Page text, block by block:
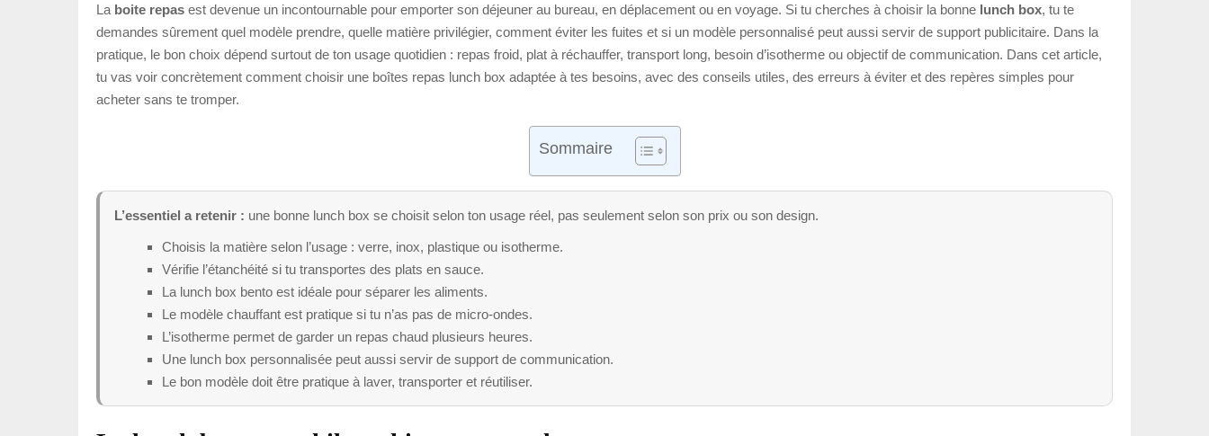
La boite repas est devenue un incontournable pour emporter son déjeuner au bureau, en déplacement ou en voyage. Si tu cherches à choisir la bonne lunch box, tu te
demandes sûrement quel modèle prendre, quelle matière privilégier, comment éviter les fuites et si un modèle personnalisé peut aussi servir de support publicitaire. Dans la
pratique, le bon choix dépend surtout de ton usage quotidien : repas froid, plat à réchauffer, transport long, besoin d’isotherme ou objectif de communication. Dans cet article,
tu vas voir concrètement comment choisir une boîtes repas lunch box adaptée à tes besoins, avec des conseils utiles, des erreurs à éviter et des repères simples pour
acheter sans te tromper.
Sommaire
L’essentiel a retenir : une bonne lunch box se choisit selon ton usage réel, pas seulement selon son prix ou son design.
Choisis la matière selon l’usage : verre, inox, plastique ou isotherme.
Vérifie l’étanchéité si tu transportes des plats en sauce.
La lunch box bento est idéale pour séparer les aliments.
Le modèle chauffant est pratique si tu n’as pas de micro-ondes.
L’isotherme permet de garder un repas chaud plusieurs heures.
Une lunch box personnalisée peut aussi servir de support de communication.
Le bon modèle doit être pratique à laver, transporter et réutiliser.